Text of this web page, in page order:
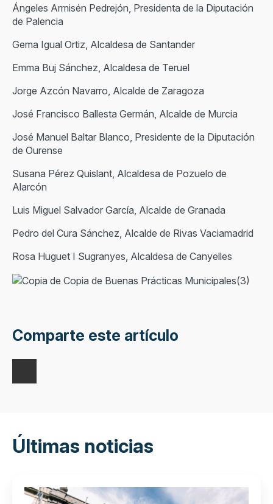
Ángeles Armisén Pedrejón, Presidenta de la Diputación
de Palencia
Gema Igual Ortiz, Alcaldesa de Santander
Emma Buj Sánchez, Alcaldesa de Teruel
Jorge Azcón Navarro, Alcalde de Zaragoza
José Francisco Ballesta Germán, Alcalde de Murcia
José Manuel Baltar Blanco, Presidente de la Diputación
de Ourense
Susana Pérez Quislant, Alcaldesa de Pozuelo de
Alarcón
Luis Miguel Salvador García, Alcalde de Granada
Pedro del Cura Sánchez, Alcalde de Rivas Vaciamadrid
Rosa Huguet I Sugranyes, Alcaldesa de Canyelles
Comparte este artículo
Últimas noticias